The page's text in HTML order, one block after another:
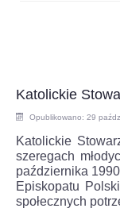
Katolickie
Opublikowano: 29
Katolickie
szeregach
października
Episkopatu
społecznych